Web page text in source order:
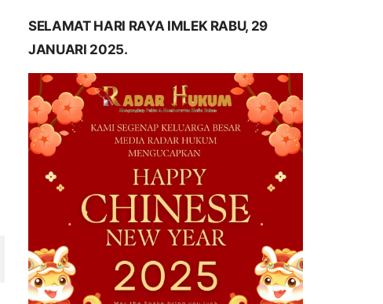
SELAMAT HARI RAYA IMLEK RABU, 29
JANUARI 2025.